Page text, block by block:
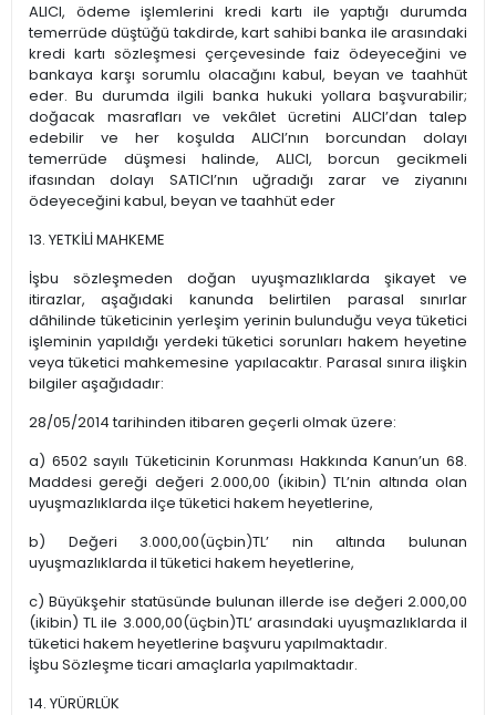
ALICI, ödeme işlemlerini kredi kartı ile yaptığı durumda
temerrüde düştüğü takdirde, kart sahibi banka ile arasındaki
kredi kartı sözleşmesi çerçevesinde faiz ödeyeceğini ve
bankaya karşı sorumlu olacağını kabul, beyan ve taahhüt
eder. Bu durumda ilgili banka hukuki yollara başvurabilir;
doğacak masrafları ve vekâlet ücretini ALICI’dan talep
edebilir ve her koşulda ALICI’nın borcundan dolayı
temerrüde düşmesi halinde, ALICI, borcun gecikmeli
ifasından dolayı SATICI’nın uğradığı zarar ve ziyanını
ödeyeceğini kabul, beyan ve taahhüt eder
13. YETKİLİ MAHKEME
İşbu sözleşmeden doğan uyuşmazlıklarda şikayet ve
itirazlar, aşağıdaki kanunda belirtilen parasal sınırlar
dâhilinde tüketicinin yerleşim yerinin bulunduğu veya tüketici
işleminin yapıldığı yerdeki tüketici sorunları hakem heyetine
veya tüketici mahkemesine yapılacaktır. Parasal sınıra ilişkin
bilgiler aşağıdadır:
28/05/2014 tarihinden itibaren geçerli olmak üzere:
a) 6502 sayılı Tüketicinin Korunması Hakkında Kanun’un 68.
Maddesi gereği değeri 2.000,00 (ikibin) TL’nin altında olan
uyuşmazlıklarda ilçe tüketici hakem heyetlerine,
b) Değeri 3.000,00(üçbin)TL’ nin altında bulunan
uyuşmazlıklarda il tüketici hakem heyetlerine,
c) Büyükşehir statüsünde bulunan illerde ise değeri 2.000,00
(ikibin) TL ile 3.000,00(üçbin)TL’ arasındaki uyuşmazlıklarda il
tüketici hakem heyetlerine başvuru yapılmaktadır.
İşbu Sözleşme ticari amaçlarla yapılmaktadır.
14. YÜRÜRLÜK